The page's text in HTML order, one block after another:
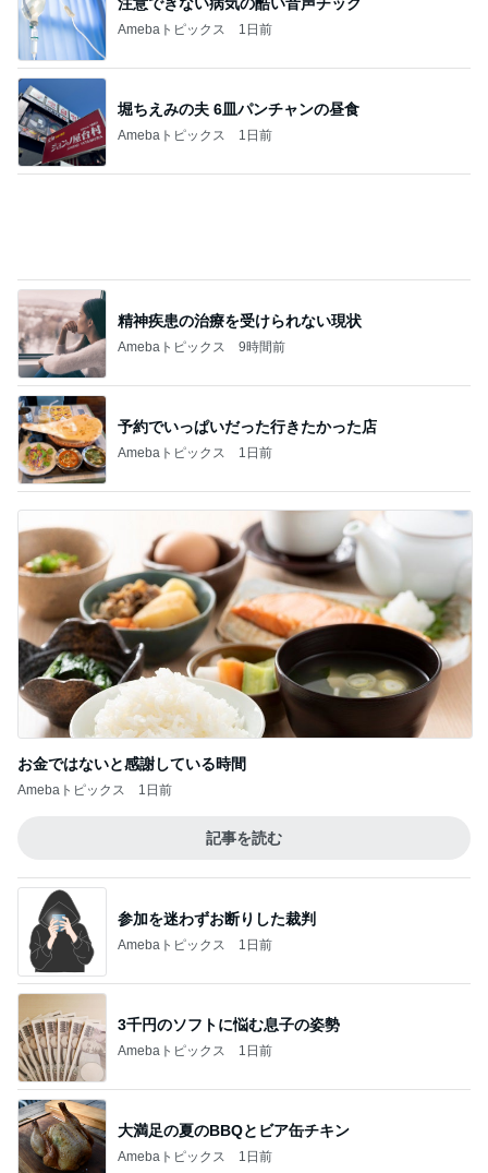
Amebaトピックス 1日前
堀ちえみの夫 6皿パンチャンの昼食
Amebaトピックス 1日前
精神疾患の治療を受けられない現状
Amebaトピックス 9時間前
予約でいっぱいだった行きたかった店
Amebaトピックス 1日前
お金ではないと感謝している時間
Amebaトピックス 1日前
記事を読む
参加を迷わずお断りした裁判
Amebaトピックス 1日前
3千円のソフトに悩む息子の姿勢
Amebaトピックス 1日前
大満足の夏のBBQとビア缶チキン
Amebaトピックス 1日前